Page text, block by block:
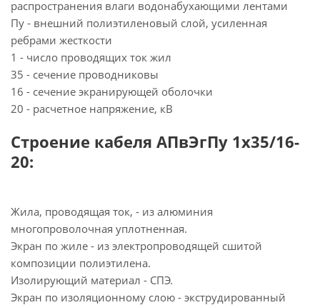
распространения влаги водонабухающими лентами
Пу - внешний полиэтиленовый слой, усиленная
ребрами жесткости
1 - число проводящих ток жил
35 - сечение проводниковы
16 - сечение экранирующей оболочки
20 - расчетное напряжение, кВ
Строение кабеля АПвЭгПу 1х35/16-
20:
Жила, проводящая ток, - из алюминия
многопроволочная уплотненная.
Экран по жиле - из электропроводящей сшитой
композиции полиэтилена.
Изолирующий материал - СПЭ.
Экран по изоляционному слою - экструдированный